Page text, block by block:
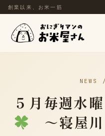
創業以来、お米一筋
NEWS
５月毎週水
～寝屋